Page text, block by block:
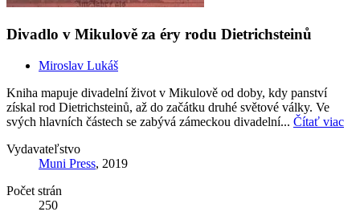
Divadlo v Mikulově za éry rodu Dietrichsteinů
Miroslav Lukáš
Kniha mapuje divadelní život v Mikulově od doby, kdy panství
získal rod Dietrichsteinů, až do začátku druhé světové války. Ve
svých hlavních částech se zabývá zámeckou divadelní... Čítať viac
Vydavateľstvo
Muni Press, 2019
Počet strán
250